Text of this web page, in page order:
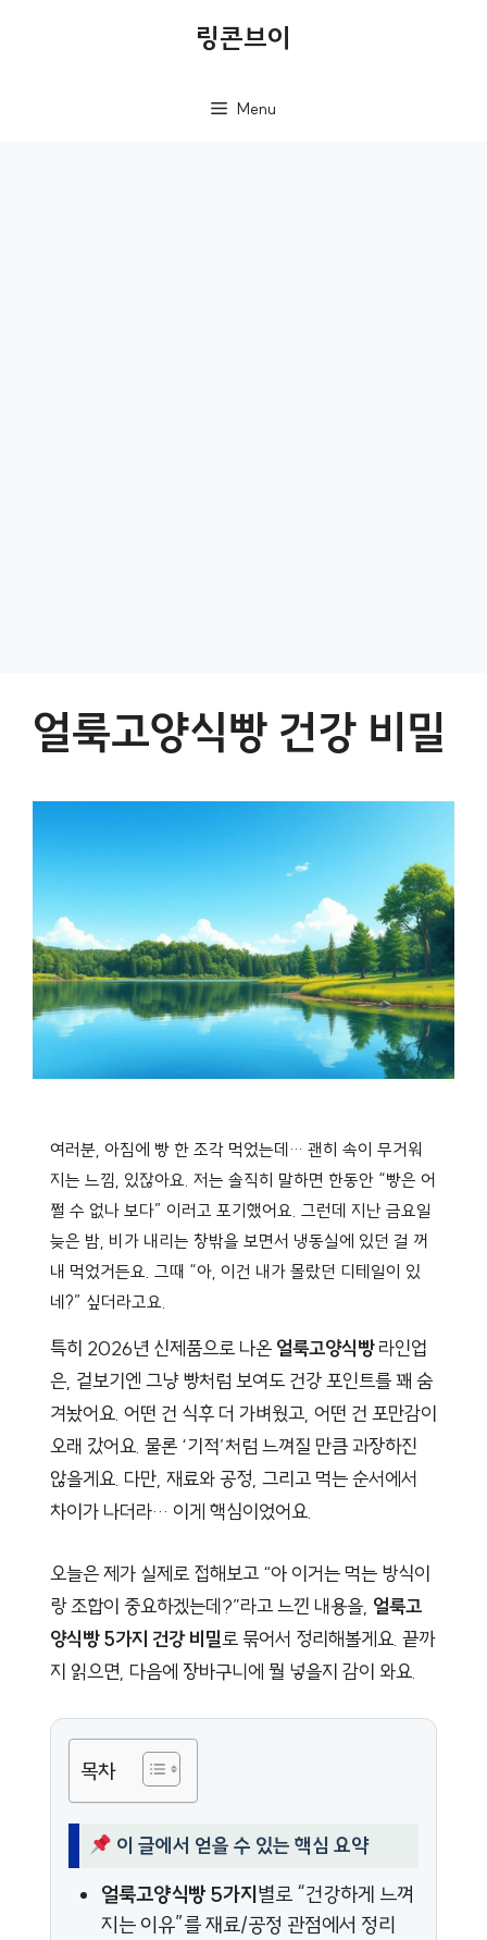
링콘브이
Menu
얼룩고양식빵 건강 비밀
여러분, 아침에 빵 한 조각 먹었는데… 괜히 속이 무거워
지는 느낌, 있잖아요. 저는 솔직히 말하면 한동안 “빵은 어
쩔 수 없나 보다” 이러고 포기했어요. 그런데 지난 금요일
늦은 밤, 비가 내리는 창밖을 보면서 냉동실에 있던 걸 꺼
내 먹었거든요. 그때 “아, 이건 내가 몰랐던 디테일이 있
네?” 싶더라고요.
특히 2026년 신제품으로 나온 얼룩고양식빵라인업
은, 겉보기엔 그냥 빵처럼 보여도 건강 포인트를 꽤 숨
겨놨어요. 어떤 건 식후 더 가벼웠고, 어떤 건 포만감이
오래 갔어요. 물론 ‘기적’처럼 느껴질 만큼 과장하진
않을게요. 다만, 재료와 공정, 그리고 먹는 순서에서
차이가 나더라… 이게 핵심이었어요.
오늘은 제가 실제로 접해보고 “아 이거는 먹는 방식이
랑 조합이 중요하겠는데?”라고 느낀 내용을, 얼룩고
양식빵 5가지 건강 비밀로 묶어서 정리해볼게요. 끝까
지 읽으면, 다음에 장바구니에 뭘 넣을지 감이 와요.
목차
이 글에서 얻을 수 있는 핵심 요약
얼룩고양식빵 5가지별로 “건강하게 느껴
지는 이유”를 재료/공정 관점에서 정리